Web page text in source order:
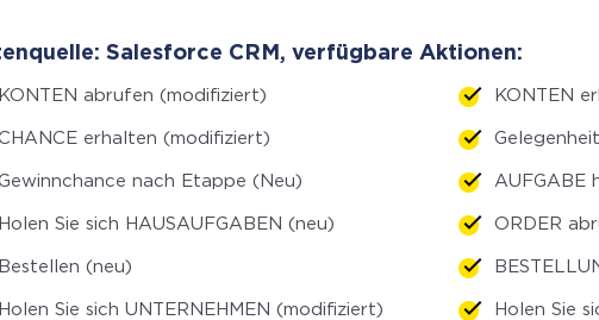
Salesforce CRM, verfügbare Aktionen:
KONTEN abrufen (modifiziert) KONTEN
erhalten (modifiziert)
nach Etappe (Neu) AUFGABE
Holen Sie sich HAUSAUFGABEN (neu) ORDER
Bestellen (neu)
Holen Sie sich UNTERNEHMEN (modifiziert) Holen Sie